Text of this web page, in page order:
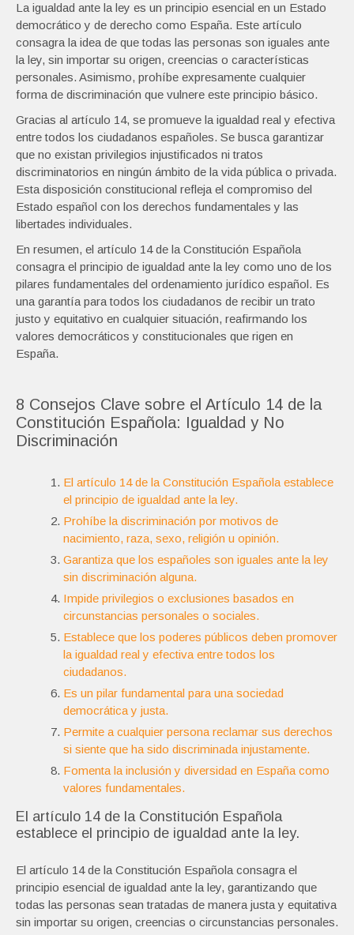
La igualdad ante la ley es un principio esencial en un Estado
democrático y de derecho como España. Este artículo
consagra la idea de que todas las personas son iguales ante
la ley, sin importar su origen, creencias o características
personales. Asimismo, prohíbe expresamente cualquier
forma de discriminación que vulnere este principio básico.
Gracias al artículo 14, se promueve la igualdad real y efectiva
entre todos los ciudadanos españoles. Se busca garantizar
que no existan privilegios injustificados ni tratos
discriminatorios en ningún ámbito de la vida pública o privada.
Esta disposición constitucional refleja el compromiso del
Estado español con los derechos fundamentales y las
libertades individuales.
En resumen, el artículo 14 de la Constitución Española
consagra el principio de igualdad ante la ley como uno de los
pilares fundamentales del ordenamiento jurídico español. Es
una garantía para todos los ciudadanos de recibir un trato
justo y equitativo en cualquier situación, reafirmando los
valores democráticos y constitucionales que rigen en
España.
8 Consejos Clave sobre el Artículo 14 de la
Constitución Española: Igualdad y No
Discriminación
El artículo 14 de la Constitución Española establece
el principio de igualdad ante la ley.
Prohíbe la discriminación por motivos de
nacimiento, raza, sexo, religión u opinión.
Garantiza que los españoles son iguales ante la ley
sin discriminación alguna.
Impide privilegios o exclusiones basados en
circunstancias personales o sociales.
Establece que los poderes públicos deben promover
la igualdad real y efectiva entre todos los
ciudadanos.
Es un pilar fundamental para una sociedad
democrática y justa.
Permite a cualquier persona reclamar sus derechos
si siente que ha sido discriminada injustamente.
Fomenta la inclusión y diversidad en España como
valores fundamentales.
El artículo 14 de la Constitución Española
establece el principio de igualdad ante la ley.
El artículo 14 de la Constitución Española consagra el
principio esencial de igualdad ante la ley, garantizando que
todas las personas sean tratadas de manera justa y equitativa
sin importar su origen, creencias o circunstancias personales.